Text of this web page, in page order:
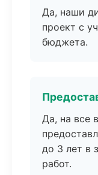
Да, наши
проект с
бюджета.
Да, на все
до 3 лет в
работ.